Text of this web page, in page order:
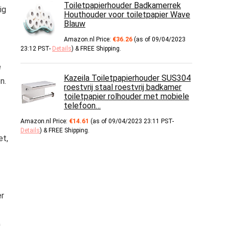
Toiletpapierhouder Badkamerrek
Houthouder voor toiletpapier Wave
Blauw
Amazon.nl Price: €36.26 (as of 09/04/2023
23:12 PST- Details) & FREE Shipping.
Kazeila Toiletpapierhouder SUS304
roestvrij staal roestvrij badkamer
toiletpapier rolhouder met mobiele
telefoon…
Amazon.nl Price: €14.61 (as of 09/04/2023 23:11 PST-
Details) & FREE Shipping.